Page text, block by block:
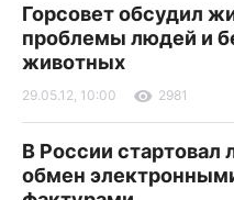
Горсовет обсудил
проблемы людей и
животных
29.05.12, 10:00 2981
В России стартовал
обмен